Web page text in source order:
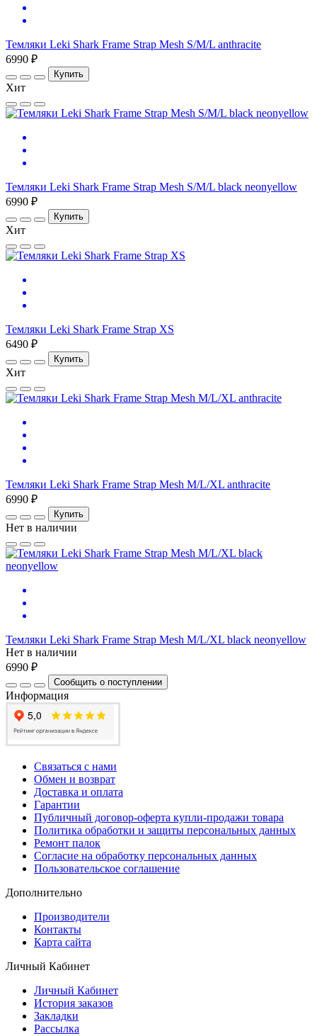
Темляки Leki Shark Frame Strap Mesh S/M/L anthracite
6990 ₽
Купить
Хит
Темляки Leki Shark Frame Strap Mesh S/M/L black neonyellow
6990 ₽
Купить
Хит
Темляки Leki Shark Frame Strap XS
6490 ₽
Купить
Хит
Темляки Leki Shark Frame Strap Mesh M/L/XL anthracite
6990 ₽
Купить
Нет в наличии
Темляки Leki Shark Frame Strap Mesh M/L/XL black neonyellow
Нет в наличии
6990 ₽
Сообщить о поступлении
Информация
Связаться с нами
Обмен и возврат
Доставка и оплата
Гарантии
Публичный договор-оферта купли-продажи товара
Политика обработки и защиты персональных данных
Ремонт палок
Согласие на обработку персональных данных
Пользовательское соглашение
Дополнительно
Производители
Контакты
Карта сайта
Личный Кабинет
Личный Кабинет
История заказов
Закладки
Рассылка